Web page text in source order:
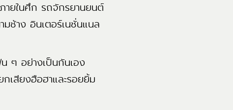
ายในศึก รถจักรยานยนต์
ช้าง อินเตอร์เนชั่นแนล
ๆ อย่างเป็นกันเอง
เสียงฮือฮาและรอยยิ้ม